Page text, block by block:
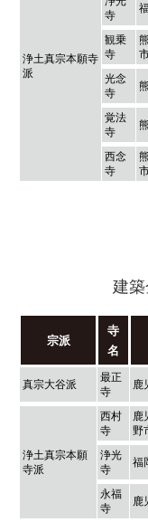
浄土真宗本願寺
派
寺
観乗
寺
光念
寺
覚法
寺
西念
寺
建
宗派
寺
名
真宗大谷派
最正
寺
鹿
浄土真宗本願
寺派
西村
寺
鹿
野
浄光
寺
福
永福
寺
鹿